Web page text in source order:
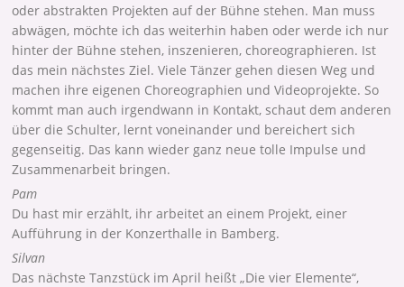
oder abstrakten Projekten auf der Bühne stehen. Man muss
abwägen, möchte ich das weiterhin haben oder werde ich nur
hinter der Bühne stehen, inszenieren, choreographieren. Ist
das mein nächstes Ziel. Viele Tänzer gehen diesen Weg und
machen ihre eigenen Choreographien und Videoprojekte. So
kommt man auch irgendwann in Kontakt, schaut dem anderen
über die Schulter, lernt voneinander und bereichert sich
gegenseitig. Das kann wieder ganz neue tolle Impulse und
Zusammenarbeit bringen.
Pam
Du hast mir erzählt, ihr arbeitet an einem Projekt, einer
Aufführung in der Konzerthalle in Bamberg.
Silvan
Das nächste Tanzstück im April heißt „Die vier Elemente“,